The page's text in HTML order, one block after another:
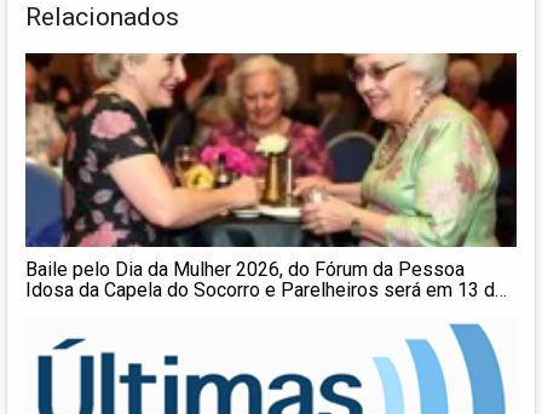
Relacionados
Baile pelo Dia da Mulher 2026, do Fórum da Pessoa
Idosa da Capela do Socorro e Parelheiros será em 13 de